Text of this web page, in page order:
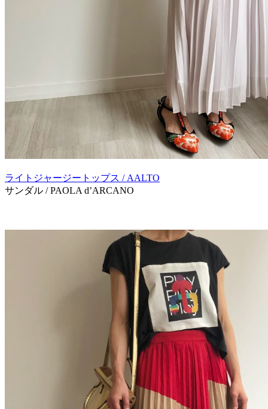
ライトジャージートップス / AALTO
サンダル / PAOLA d’ARCANO